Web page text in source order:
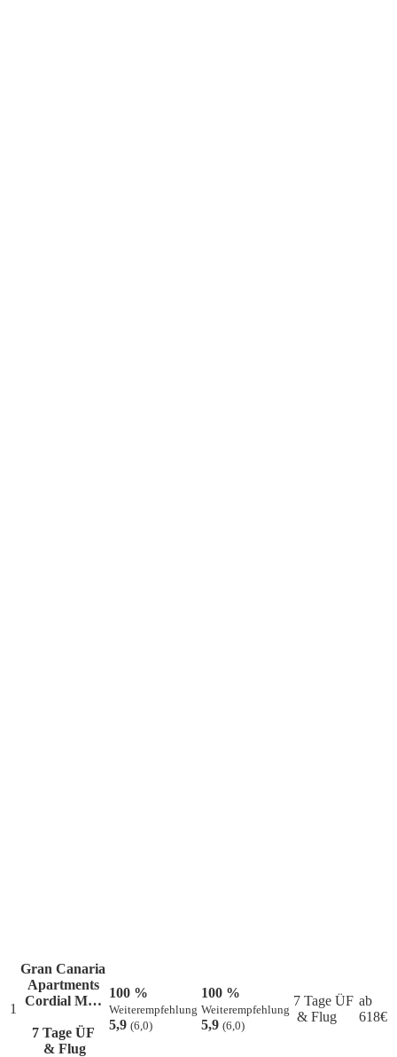
1
Gran Canaria
Apartments
Cordial M…
7 Tage ÜF
& Flug
100 %
Weiterempfehlung
5,9 (6,0)
100 %
Weiterempfehlung
5,9 (6,0)
7 Tage ÜF
& Flug
ab
618€